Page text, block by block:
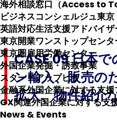
海外相談窓口（Access to
ビジネスコンシェルジュ東京
英語対応生活支援アドバイザ
東京開業ワンストップセンタ
東京圏雇用労働センター
外国企業発掘・誘致事業
スタートアップビザ
金融系外国企業に対する支
GX関連外国企業に対する支
News & Events
CASE 09 日本
ン輸入、販売の
拡大、物件紹介